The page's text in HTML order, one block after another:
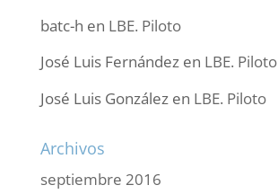
batc-h en LBE. Piloto
José Luis Fernándezen LBE. Piloto
José Luis Gonzálezen LBE. Piloto
Archivos
septiembre 2016